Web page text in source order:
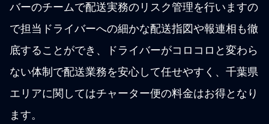
バーのチームで配送実務のリスク管理を行いますの
で担当ドライバーへの細かな配送指図や報連相も徹
底することができ、ドライバーがコロコロと変わら
ない体制で配送業務を安心して任せやすく、千葉県
エリアに関してはチャーター便の料金はお得となり
ます。